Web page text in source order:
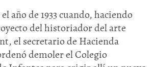
año de 1933 cuando, haciendo
del historiador del arte
el secretario de Hacienda
demoler el Colegio